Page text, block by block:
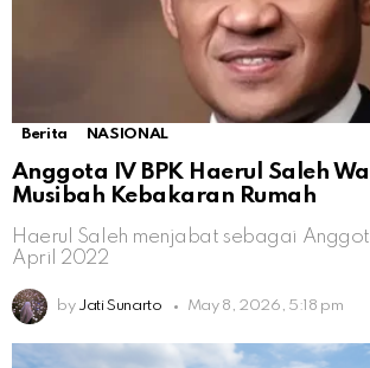
Berita NASIONAL
Anggota IV BPK Haerul Saleh
Musibah Kebakaran Rumah
Haerul Saleh menjabat sebagai
April 2022
by Jati Sunarto May 8, 2026, 5:18 pm